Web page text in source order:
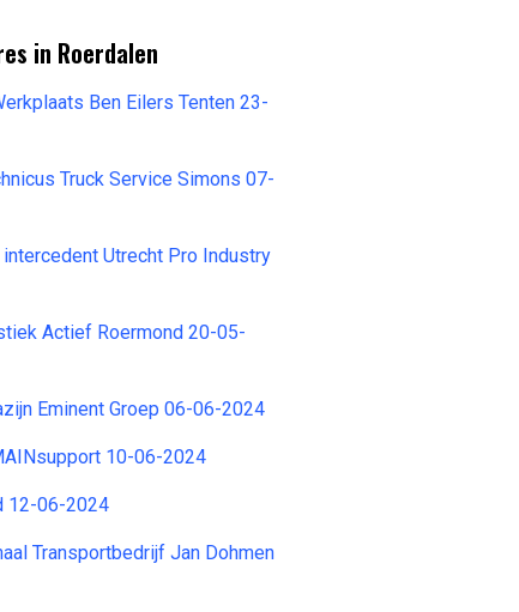
in Roerdalen
Ben Eilers Tenten 23-
Truck Service Simons 07-
Utrecht Pro Industry
Actief Roermond 20-05-
Eminent Groep 06-06-2024
10-06-2024
12-06-2024
Transportbedrijf Jan Dohmen